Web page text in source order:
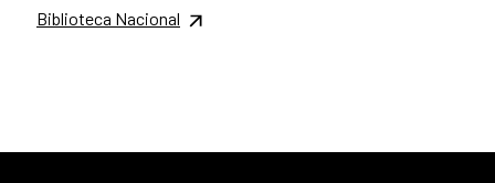
Biblioteca Nacional